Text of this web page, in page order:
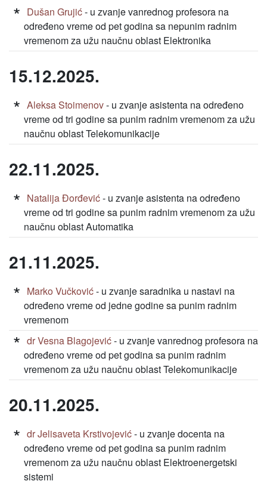
Dušan Grujić- u zvanje vanrednog profesora na
određeno vreme od pet godina sa nepunim radnim
vremenom za užu naučnu oblast Elektronika
15.12.2025.
Aleksa Stoimenov- u zvanje asistenta na određeno
vreme od tri godine sa punim radnim vremenom za užu
naučnu oblast Telekomunikacije
22.11.2025.
Natalija Đorđević- u zvanje asistenta na određeno
vreme od tri godine sa punim radnim vremenom za užu
naučnu oblast Automatika
21.11.2025.
Marko Vučković- u zvanje saradnika u nastavi na
određeno vreme od jedne godine sa punim radnim
vremenom
dr Vesna Blagojević- u zvanje vanrednog profesora na
određeno vreme od pet godina sa punim radnim
vremenom za užu naučnu oblast Telekomunikacije
20.11.2025.
dr Jelisaveta Krstivojević- u zvanje docenta na
određeno vreme od pet godina sa punim radnim
vremenom za užu naučnu oblast Elektroenergetski
sistemi